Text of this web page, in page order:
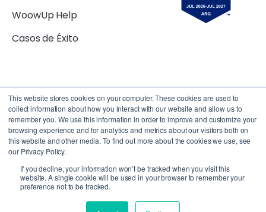
This website stores cookies on your computer. These cookies are used to
collect information about how you interact with our website and allow us to
remember you. We use this information in order to improve and customize your
browsing experience and for analytics and metrics about our visitors both on
this website and other media. To find out more about the cookies we use, see
our Privacy Policy.
If you decline, your information won’t be tracked when you visit this
website. A single cookie will be used in your browser to remember your
preference not to be tracked.
WoowUp Help
Casos de Éxito
Copyright 2023 © WoowUp |Políticas de privacidad ||Términos y
condiciones|Acuerdo de procesamiento de datos